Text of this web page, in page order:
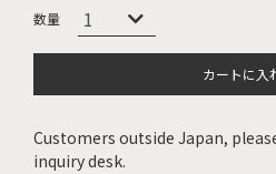
カートに入
Customers outside Japan,
inquiry desk.